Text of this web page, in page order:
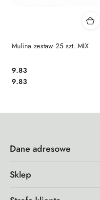
Mulina zestaw 25 szt. MIX
Cena:
9.83
Cena:
9.83
Dane adresowe
Sklep